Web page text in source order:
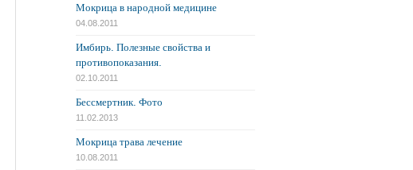
Мокрица в народной медицине
04.08.2011
Имбирь. Полезные свойства и
противопоказания.
02.10.2011
Бессмертник. Фото
11.02.2013
Мокрица трава лечение
10.08.2011